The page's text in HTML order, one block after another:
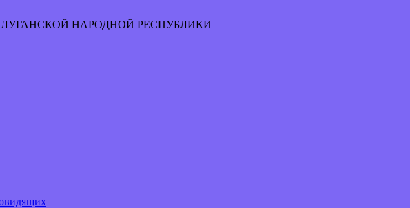
ЛУГАНСКОЙ НАРОДНОЙ РЕСПУБЛИКИ